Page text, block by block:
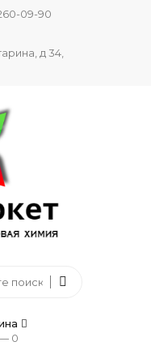
09-90
д 34,
— 0